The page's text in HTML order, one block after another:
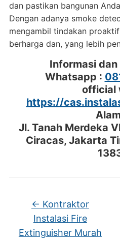
dan pastikan bangunan
Dengan adanya smoke
mengambil tindakan
berharga dan, yang lebih
Informasi dan
Whatsapp :
official
https://
Jl. Tanah Merdeka
Ciracas, Jakarta
← Kontraktor
Instalasi Fire
Extinguisher Murah